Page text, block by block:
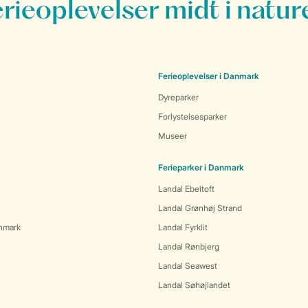
midt i
Ferieoplevelser i Danmark
Dyreparker
Forlystelsesparker
Museer
Ferieparker i Danmark
Landal Ebeltoft
Landal Grønhøj Strand
Landal Fyrklit
Landal Rønbjerg
Landal Seawest
Landal Søhøjlandet